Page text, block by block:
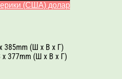
385mm (Ш x В x Г)
x 377mm (Ш x В x Г)
(США) долар